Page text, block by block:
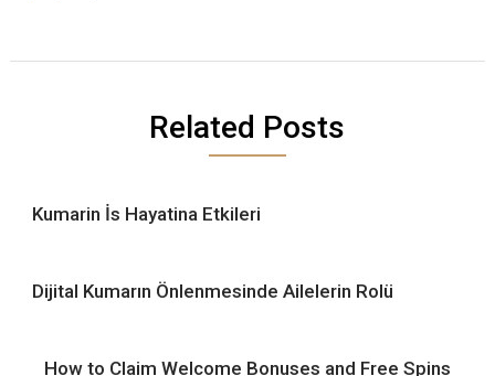
Related Posts
Kumarin İs Hayatina Etkileri
Dijital Kumarın Önlenmesinde Ailelerin Rolü
How to Claim Welcome Bonuses and Free Spins